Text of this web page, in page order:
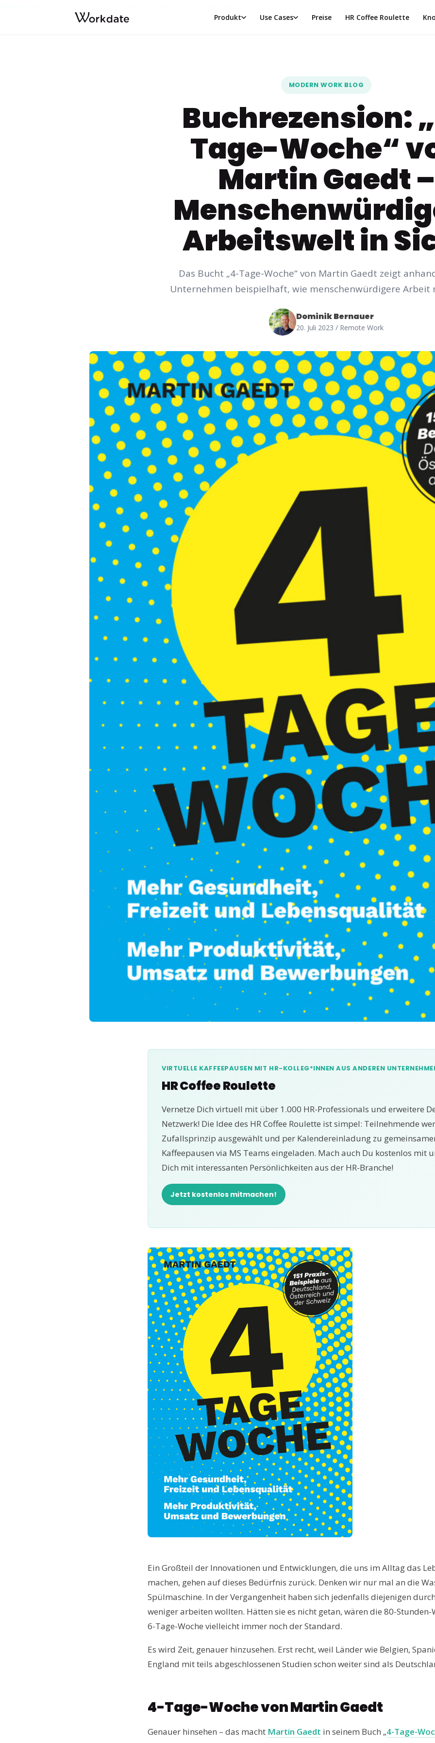
Produkt Use Cases Preise HR Coffee Roulette
MODERN WORK BLOG
Buchrezension:
Tage-Woche“
Martin Gaedt –
Arbeitswelt in
Das Bucht „4-Tage-Woche“ von Martin Gaedt zeigt
Unternehmen beispielhaft, wie menschenwürdigere Arbeit
Dominik Bernauer
20. Juli 2023 / Remote Work
VIRTUELLE KAFFEEPAUSEN MIT HR-KOLLEG*INNEN AUS ANDEREN
HR Coffee Roulette
Vernetze Dich virtuell mit über 1.000 HR-Professionals und erweitere
Netzwerk! Die Idee des HR Coffee Roulette ist simpel: Teilnehmende
Zufallsprinzip ausgewählt und per Kalendereinladung zu
Kaffeepausen via MS Teams eingeladen. Mach auch Du kostenlos mit
Dich mit interessanten Persönlichkeiten aus der HR-Branche!
Jetzt kostenlos mitmachen!
Ein Großteil der Innovationen und Entwicklungen, die uns im Alltag das
machen, gehen auf dieses Bedürfnis zurück. Denken wir nur mal an die
Spülmaschine. In der Vergangenheit haben sich jedenfalls diejenigen
weniger arbeiten wollten. Hätten sie es nicht getan, wären die 80-Stunden-
6-Tage-Woche vielleicht immer noch der Standard.
Es wird Zeit, genauer hinzusehen. Erst recht, weil Länder wie Belgien,
England mit teils abgeschlossenen Studien schon weiter sind als
4-Tage-Woche von Martin Gaedt
Genauer hinsehen – das macht Martin Gaedt in seinem Buch „4-Tage-